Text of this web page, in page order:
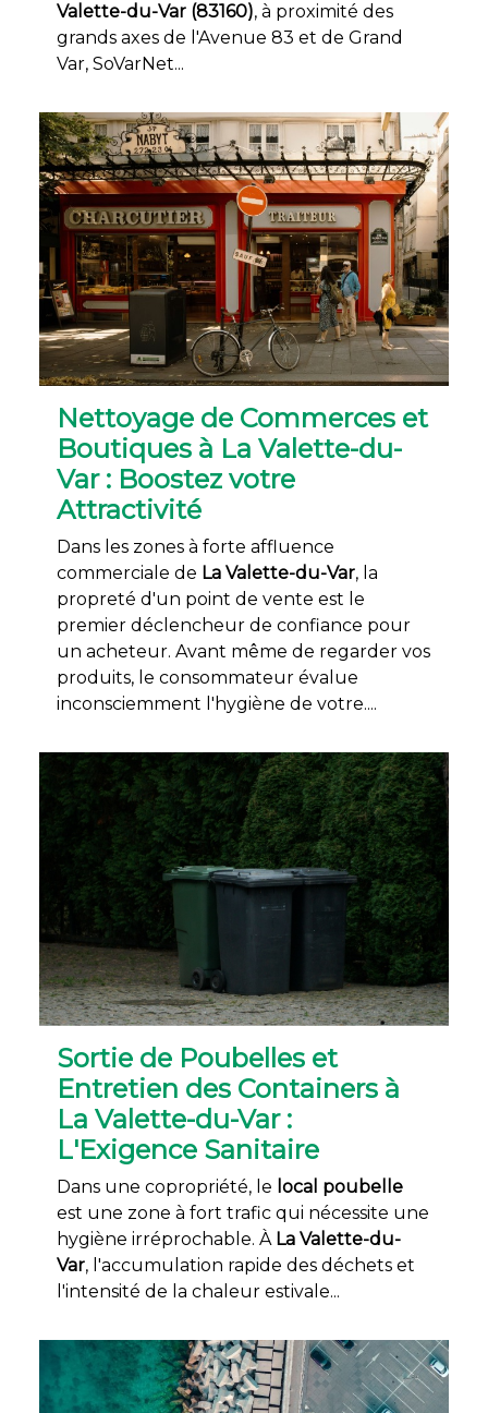
Valette-du-Var (83160), à proximité des
grands axes de l'Avenue 83 et de Grand
Var, SoVarNet...
Nettoyage de Commerces et
Boutiques à La Valette-du-
Var : Boostez votre
Attractivité
Dans les zones à forte affluence
commerciale de La Valette-du-Var, la
propreté d'un point de vente est le
premier déclencheur de confiance pour
un acheteur. Avant même de regarder vos
produits, le consommateur évalue
inconsciemment l'hygiène de votre....
Sortie de Poubelles et
Entretien des Containers à
La Valette-du-Var :
L'Exigence Sanitaire
Dans une copropriété, le local poubelle
est une zone à fort trafic qui nécessite une
hygiène irréprochable. À La Valette-du-
Var, l'accumulation rapide des déchets et
l'intensité de la chaleur estivale...